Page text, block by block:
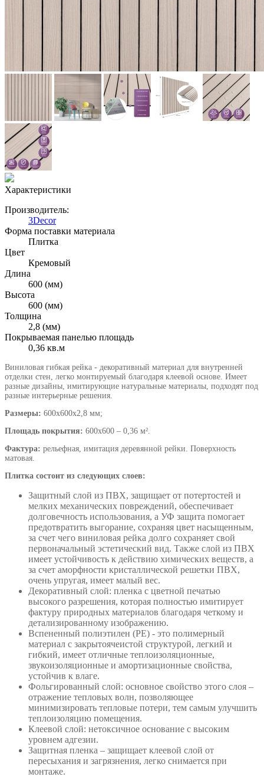
Характеристики
Производитель:
3Decor
Форма поставки материала
Плитка
Цвет
Кремовый
Длина
600 (мм)
Высота
600 (мм)
Толщина
2,8 (мм)
Покрываемая панелью площадь
0,36 кв.м
Виниловая гибкая рейка - декоративный материал для внутренней
отделки стен, легко монтируемый благодаря клеевой основе. Имеет
разные дизайны, имитирующие натуральные материалы, подходят под
разные интерьерные решения.
Размеры: 600х600х2,8 мм;
Площадь покрытия: 600х600 – 0,36 м².
Фактура: рельефная, имитация деревянной рейки. Поверхность
матовая.
Плитка состоит из следующих слоев:
Защитный слой из ПВХ, защищает от потертостей и
мелких механических повреждений, обеспечивает
долговечность использования, а УФ защита помогает
предотвратить выгорание, сохраняя цвет насыщенным,
за счет чего виниловая рейка долго сохраняет свой
первоначальный эстетический вид. Также слой из ПВХ
имеет устойчивость к действию химических веществ, а
за счет аморфности кристаллической решетки ПВХ,
очень упругая, имеет малый вес.
Декоративный слой: пленка с цветной печатью
высокого разрешения, которая полностью имитирует
фактуру природных материалов благодаря четкому и
детализированному изображению.
Вспененный полиэтилен (РЕ) - это полимерный
материал с закрытоячеистой структурой, легкий и
гибкий, имеет отличные теплоизоляционные,
звукоизоляционные и амортизационные свойства,
устойчив к влаге.
Фольгированный слой: основное свойство этого слоя –
отражение тепловых волн, позволяющее
минимизировать тепловые потери, тем самым улучшить
теплоизоляцию помещения.
Клеевой слой: нетоксичное основание с высоким
уровнем адгезии.
Защитная пленка – защищает клеевой слой от
пересыхания и загрязнения, легко снимается при
монтаже.